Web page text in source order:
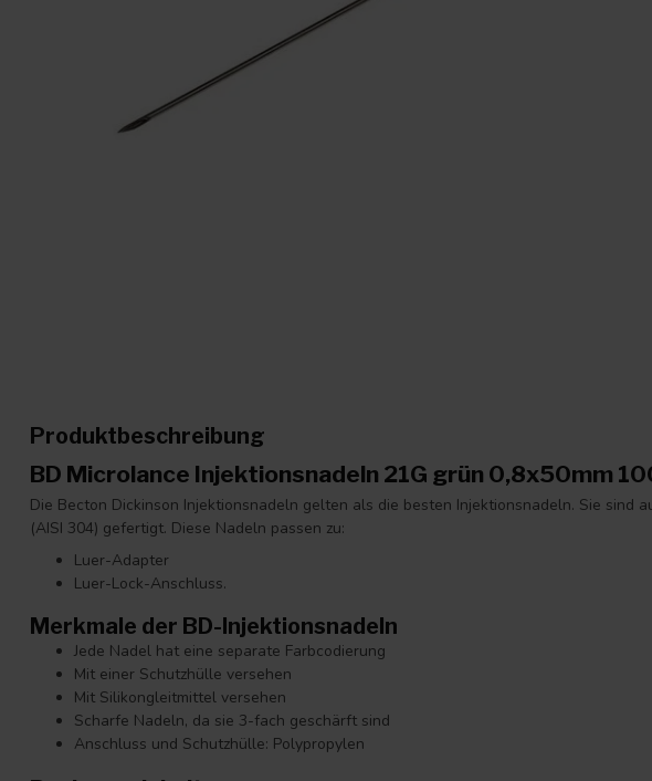
Produktbeschreibung
BD Microlance Injektionsnadeln 21G grün 0,8x50mm
Die Becton Dickinson Injektionsnadeln gelten als die besten Injektionsnadeln. Sie sind
(AISI 304) gefertigt. Diese Nadeln passen zu:
Luer-Adapter
Luer-Lock-Anschluss.
Merkmale der BD-Injektionsnadeln
Jede Nadel hat eine separate Farbcodierung
Mit einer Schutzhülle versehen
Mit Silikongleitmittel versehen
Scharfe Nadeln, da sie 3-fach geschärft sind
Anschluss und Schutzhülle: Polypropylen